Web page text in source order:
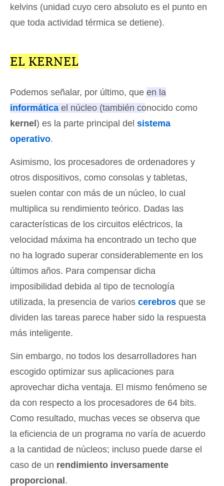
kelvins (unidad cuyo cero absoluto es el punto en
que toda actividad térmica se detiene).
EL KERNEL
Podemos señalar, por último, que en la
informática el núcleo (también conocido como
kernel) es la parte principal del sistema
operativo.
Asimismo, los procesadores de ordenadores y
otros dispositivos, como consolas y tabletas,
suelen contar con más de un núcleo, lo cual
multiplica su rendimiento teórico. Dadas las
características de los circuitos eléctricos, la
velocidad máxima ha encontrado un techo que
no ha logrado superar considerablemente en los
últimos años. Para compensar dicha
imposibilidad debida al tipo de tecnología
utilizada, la presencia de varios cerebros que se
dividen las tareas parece haber sido la respuesta
más inteligente.
Sin embargo, no todos los desarrolladores han
escogido optimizar sus aplicaciones para
aprovechar dicha ventaja. El mismo fenómeno se
da con respecto a los procesadores de 64 bits.
Como resultado, muchas veces se observa que
la eficiencia de un programa no varía de acuerdo
a la cantidad de núcleos; incluso puede darse el
caso de un rendimiento inversamente
proporcional.